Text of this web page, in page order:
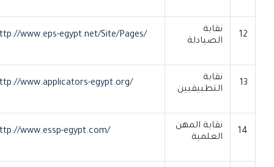
نقابة
الصيادلة
http://www.eps-egypt.net/Site/Pages/
نقابة
التطبيقيين
http://www.applicators-egypt.org/
نقابة المهن
العلمية
http://www.essp-egypt.com/